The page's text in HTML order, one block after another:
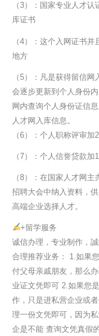
（3）：国家专业人才认
库证书
（4）：这个入网证书并
地方
（5）：凡是获得留信网
会逐步更新到个人身份
网内查询个人身份证信
人才网入库信息。
（6）：个人职称评审加
（7）：个人信誉贷款加
（8）：在国家人才网主
招聘大会中纳入资料，
高端企业选择人才。
+留学服务
诚信办理，专业制作，
合理推荐业务： 1.如果
付父母亲戚朋友，那么
业证文凭即可 2.如果您
作，只是进私营企业或
理一份文凭即可，因为
企是不能 查询文凭真假